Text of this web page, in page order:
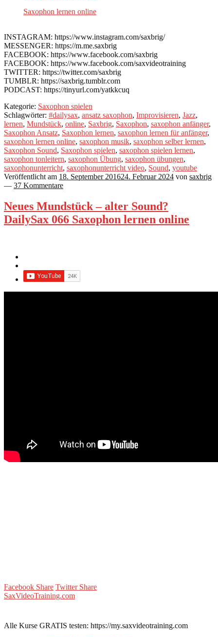
Saxophon lernen online
INSTAGRAM: https://www.instagram.com/saxbrig/
MESSENGER: https://m.me.saxbrig
FACEBOOK: https://www.facebook.com/saxbrig
FACEBOOK: https://www.facebook.com/saxvideotraining
TWITTER: https://twitter.com/saxbrig
TUMBLR: https://saxbrig.tumblr.com
PODCAST: https://tinyurl.com/yatkkcuq
Kategorie: Saxophon spielen
Schlagwörter: #dailysax, ansatz saxophon, Improvisieren, Jazz,
lernen, Mundstück, online, Saxbrig, Saxophon, saxophon anfänger,
Saxophon Ansatz, Saxophon lernen, saxophon lernen für anfänger,
saxophon lernen online, saxophon musik, saxophon selber lernen,
Saxophon Sound, Saxophon spielen, saxophon spielen lernen,
saxophon tonleitern, saxophon Übung, saxophon übungen,
saxophonunterricht, saxophonunterricht video, Sound, youtube
Veröffentlicht am 18. September 201624. Februar 2024 von saxbrig
— 37 Kommentare
Neues Mundstück – alter Sound?
DailySax 066 Saxophon lernen online
Facebook Share Twitter Share
SaxVideoTraining.com
Alle Kurse GRATIS testen: https://my.saxvideotraining.com